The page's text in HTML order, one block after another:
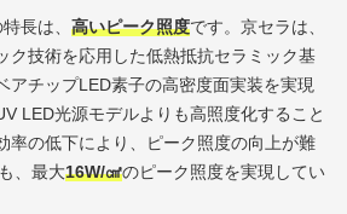
長は、 高いピーク照度です。 京セラは、
ク技術を応用した低熱抵抗セラミック基
アチップLED素子の高密度面実装を実現
LED光源モデルよりも高照度化すること
率の低下により、ピーク照度の向上が難
、最大16W/㎠のピーク照度を実現してい